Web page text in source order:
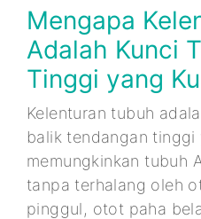
Mengapa
Adalah Kunci
Tinggi yang
Kelenturan tubuh
balik tendangan tinggi
memungkinkan tubuh
tanpa terhalang oleh
pinggul, otot paha